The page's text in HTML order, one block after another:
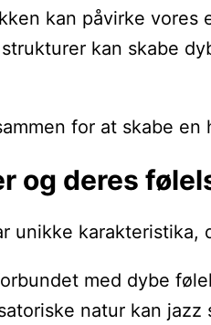
kan påvirke
kan skabe
for at skabe
og deres
unikke
med dybe
natur kan